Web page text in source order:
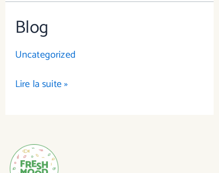
Blog
Uncategorized
Blog
Lire la suite »